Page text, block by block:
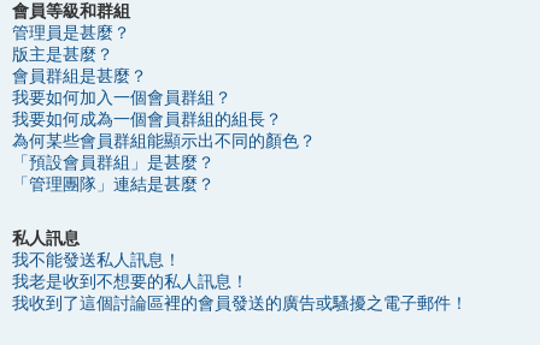
會員等級和群組
管理員是甚麼？
版主是甚麼？
會員群組是甚麼？
我要如何加入一個會員群組？
我要如何成為一個會員群組的組長？
為何某些會員群組能顯示出不同的顏色？
「預設會員群組」是甚麼？
「管理團隊」連結是甚麼？
私人訊息
我不能發送私人訊息！
我老是收到不想要的私人訊息！
我收到了這個討論區裡的會員發送的廣告或騷擾之電子郵件！